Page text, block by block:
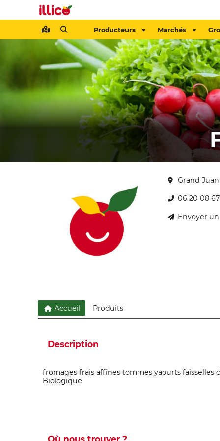
Producteurs Marchés
Grand
06 20 08
Envoyer
Accueil Produits
Description
fromages frais affines tommes yaourts faisselles
Biologique
Où nous trouver ?